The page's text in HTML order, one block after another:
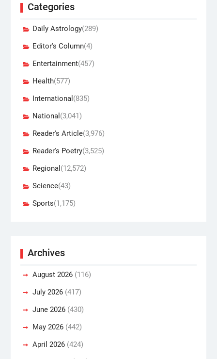
Categories
Daily Astrology(289)
Editor's Column(4)
Entertainment(457)
Health(577)
International (835)
National (3,041)
Reader's Article(3,976)
Reader's Poetry(3,525)
Regional (12,572)
Science(43)
Sports(1,175)
Archives
August 2026(116)
July 2026(417)
June 2026(430)
May 2026(442)
April 2026(424)